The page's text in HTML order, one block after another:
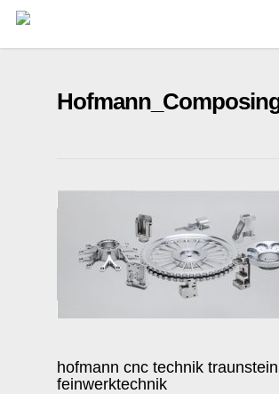
Skip
hofmann cnc technik traunstein
feinwerktechnik